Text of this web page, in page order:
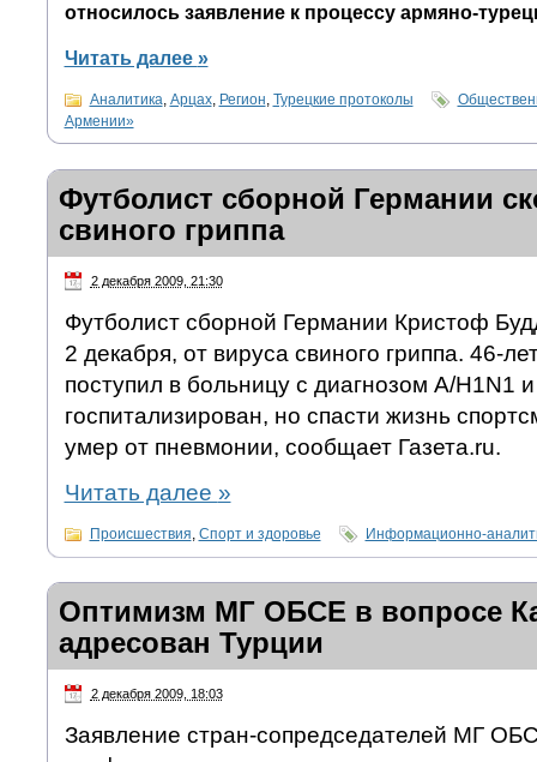
относилось заявление к процессу армяно-
Читать далее »
Аналитика, Арцах, Регион, Турецкие протоколы
Армении»
Футболист сборной Германии
свиного гриппа
2 декабря 2009, 21:30
Футболист сборной Германии Кристоф
2 декабря, от вируса свиного гриппа. 46-
поступил в больницу с диагнозом A/H1N1
госпитализирован, но спасти жизнь
умер от пневмонии, сообщает Газета.ru.
Читать далее »
Происшествия, Спорт и здоровье Информационно-
Оптимизм МГ ОБСЕ в вопросе
адресован Турции
2 декабря 2009, 18:03
Заявление стран-сопредседателей МГ